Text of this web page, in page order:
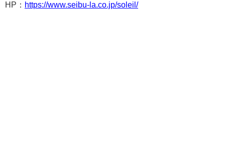
HP： https://www.seibu-la.co.jp/soleil/